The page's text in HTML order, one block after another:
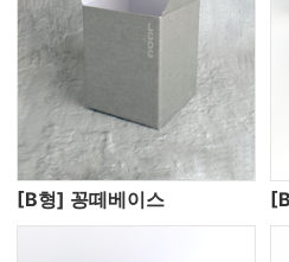
[B형] 꽁떼베이스